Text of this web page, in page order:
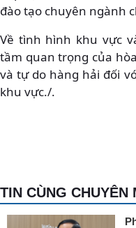
đào tạo chuyên ngành
Về tình hình khu vực
tầm quan trọng của
và tự do hàng hải đối
khu vực./.
TIN CÙNG CHUYÊN